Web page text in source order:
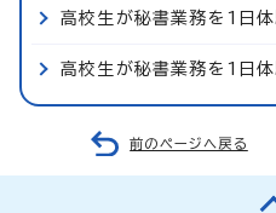
高校生が秘書業務を1日体
高校生が秘書業務を1日体
前のページへ戻る